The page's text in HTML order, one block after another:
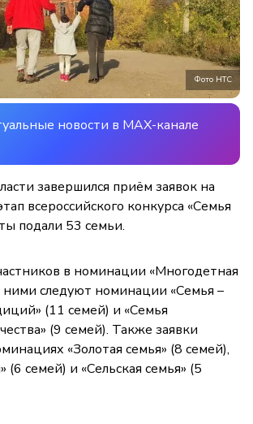
Фото НТС
новости в MAX-канале
завершился приём заявок на
всероссийского конкурса «Семья
подали 53 семьи.
в номинации «Многодетная
следуют номинации «Семья –
(11 семей) и «Семья
(9 семей). Также заявки
«Золотая семья» (8 семей),
(6 семей) и «Сельская семья» (5